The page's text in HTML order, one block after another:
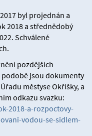
byl projednán a
2018 a střednědobý
Schválené
pozdějších
podobě jsou dokumenty
městyse Okříšky, a
odkazu svazku:
2018-a-rozpoctovy-
vodou-se-sidlem-